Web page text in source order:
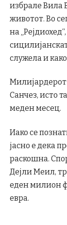
избрале Вила
животот. Во
на
служела и
Милијардерот
Санчез, исто
меден месец.
Иако се
јасно е дека
раскошна.
Дејли Меил,
еден милион
евра.